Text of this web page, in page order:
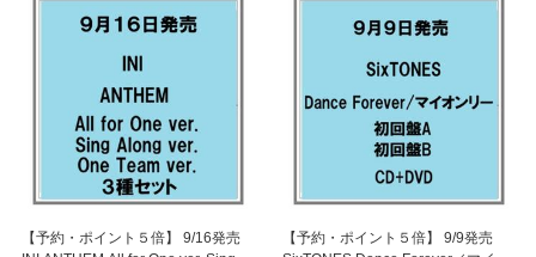
【予約・ポイント５倍】 9/16発売
【予約・ポイント５倍】 9/9発売